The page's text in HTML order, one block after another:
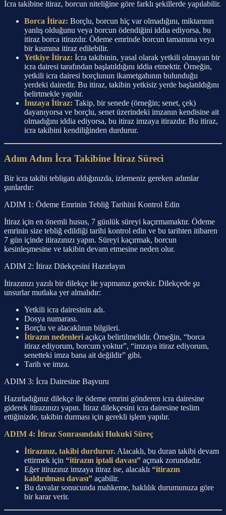
İcra takibine itiraz, borcun niteliğine göre farklı şekillerde yapılabilir.
Borca İtiraz: Borçlu, borcun hiç var olmadığını, miktarının
yanlış olduğunu veya borcun ödendiğini iddia ediyorsa, bu
itiraz borca itirazdır. Ödeme emrinde borcun tamamına veya
bir kısmına itiraz edilebilir.
Yetkiye İtiraz: İcra takibinin, yasal olarak yetkili olmayan bir
icra dairesi tarafından başlatıldığını iddia etmektir. Örneğin,
yetkili icra dairesi borçlunun ikametgahının bulunduğu
yerdeki dairedir. Bu itiraz, takibin yetkisiz yerde başlatıldığını
belirtmekle yapılır.
İmzaya İtiraz: Takip, bir senede (örneğin; senet, çek)
dayanıyorsa ve borçlu, senet üzerindeki imzanın kendisine ait
olmadığını iddia ediyorsa, bu itiraz imzaya itirazdır. Bu itiraz,
icra takibini kendiliğinden durdurur.
Adım Adım İcra Takibine İtiraz Süreci
Bir icra takibi tebligatı aldığınızda, izlemeniz gereken adımlar
şunlardır:
ADIM 1: Ödeme Emrinin Tebliğ Tarihini Kontrol Edin
İtiraz için en önemli husus, 7 günlük süreyi kaçırmamaktır. Ödeme
emrinin size tebliğ edildiği tarihi kontrol edin ve bu tarihten itibaren
7 gün içinde itirazınızı yapın. Süreyi kaçırmak, borcun
kesinleşmesine ve takibin devam etmesine neden olur.
ADIM 2: İtiraz Dilekçesini Hazırlayın
İtirazınızı yazılı bir dilekçe ile yapmanız gerekir. Dilekçede şu
unsurlar mutlaka yer almalıdır:
Yetkili icra dairesinin adı.
Dosya numarası.
Borçlu ve alacaklının bilgileri.
İtirazın nedenleri açıkça belirtilmelidir. Örneğin, “borca
itiraz ediyorum, borcum yoktur”, “imzaya itiraz ediyorum,
senetteki imza bana ait değildir” gibi.
Tarih ve imza.
ADIM 3: İcra Dairesine Başvuru
Hazırladığınız dilekçe ile ödeme emrini gönderen icra dairesine
giderek itirazınızı yapın. İtiraz dilekçesini icra dairesine teslim
ettiğinizde, takibin durması için gerekli işlem yapılır.
ADIM 4: İtiraz Sonrasındaki Hukuki Süreç
İtirazınız, takibi durdurur. Alacaklı, bu duran takibi devam
ettirmek için “itirazın iptali davası” açmak zorundadır.
Eğer itirazınız imzaya itiraz ise, alacaklı “itirazın
kaldırılması davası” açabilir.
Bu davalar sonucunda mahkeme, haklılık durumunuza göre
bir karar verir.